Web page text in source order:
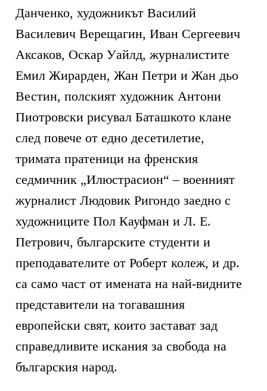
Данченко, художникът Василий
Василевич Верещагин, Иван Сергеевич
Аксаков, Оскар Уайлд, журналистите
Емил Жирарден, Жан Петри и Жан дьо
Вестин, полският художник Антони
Пиотровски рисувал Баташкото клане
след повече от едно десетилетие,
тримата пратеници на френския
седмичник „Илюстрасион“ – военният
журналист Людовик Ригондо заедно с
художниците Пол Кауфман и Л. Е.
Петрович, българските студенти и
преподавателите от Роберт колеж, и др.
са само част от имената на най-видните
представители на тогавашния
европейски свят, които застават зад
справедливите искания за свобода на
българския народ.